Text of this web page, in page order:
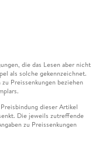
die das Lesen aber nicht
als solche gekennzeichnet.
Preissenkungen beziehen
dieser Artikel
Die jeweils zutreffende
zu Preissenkungen